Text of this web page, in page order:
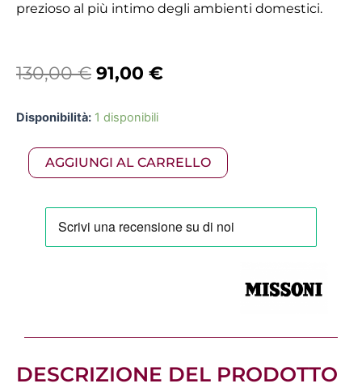
prezioso al più intimo degli ambienti domestici.
130,00€ Il
originale
era:
91,00 €Il
è:
Disponibilità: 1 disponibili
Missoni
Chandler
quantità
AGGIUNGI AL CARRELLO
DESCRIZIONE DEL PRODOTTO